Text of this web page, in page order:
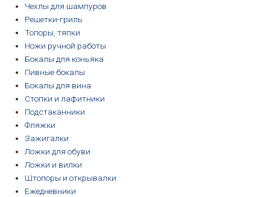
Чехлы для шампуров
Решетки-гриль
Топоры, тяпки
Ножи ручной работы
Бокалы для коньяка
Пивные бокалы
Бокалы для вина
Стопки и лафитники
Подстаканники
Фляжки
Зажигалки
Ложки для обуви
Ложки и вилки
Штопоры и открывалки
Ежедневники